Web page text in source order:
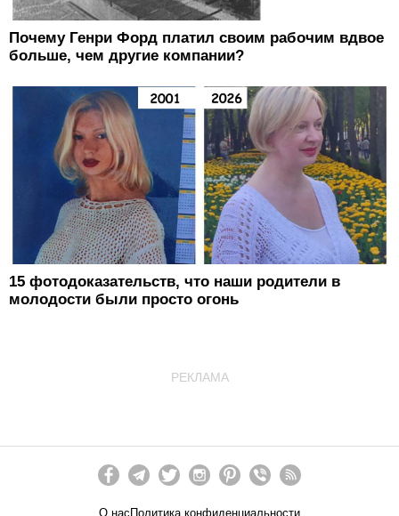
Почему Генри Форд платил своим рабочим вдвое
больше, чем другие компании?
15 фотодоказательств, что наши родители в
молодости были просто огонь
РЕКЛАМА
О насПолитика конфиденциальности